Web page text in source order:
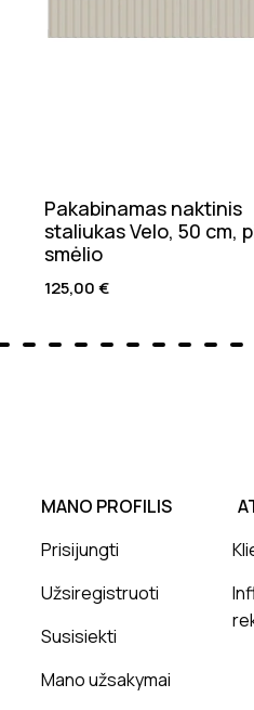
Pakabinamas naktinis
staliukas Velo, 50 cm,
smėlio
125,00€
MANO PROFILIS
Prisijungti
Užsiregistruoti
Susisiekti
Mano užsakymai